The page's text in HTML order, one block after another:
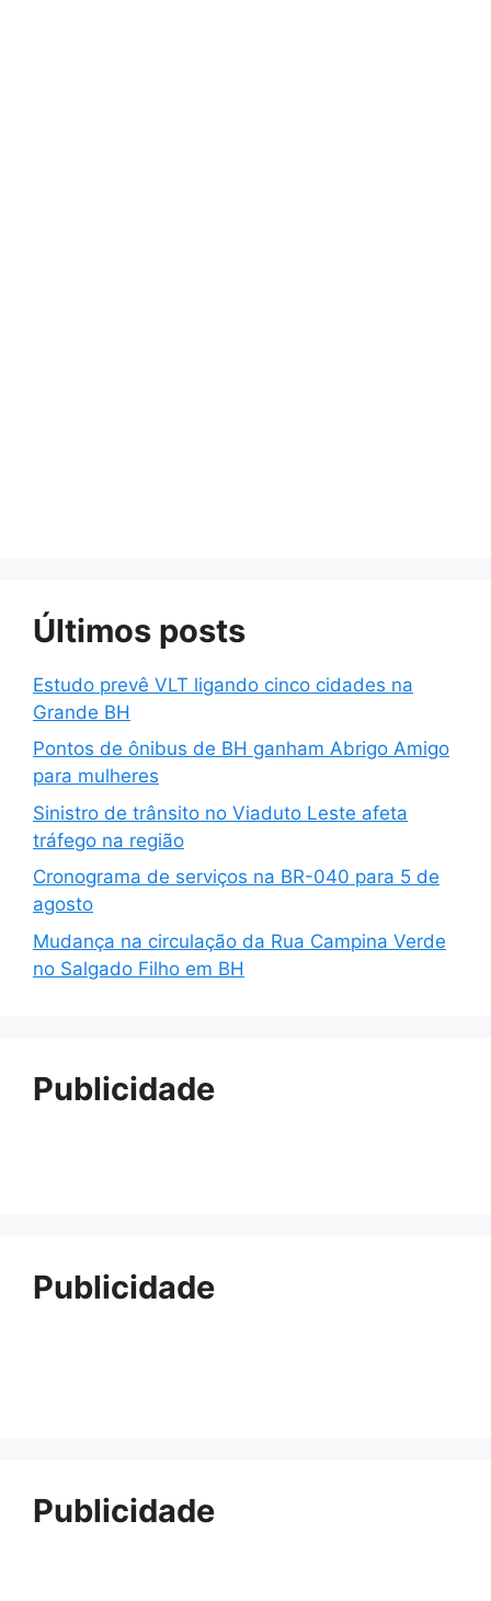
Últimos posts
Estudo prevê VLT ligando cinco cidades na
Grande BH
Pontos de ônibus de BH ganham Abrigo Amigo
para mulheres
Sinistro de trânsito no Viaduto Leste afeta
tráfego na região
Cronograma de serviços na BR-040 para 5 de
agosto
Mudança na circulação da Rua Campina Verde
no Salgado Filho em BH
Publicidade
Publicidade
Publicidade